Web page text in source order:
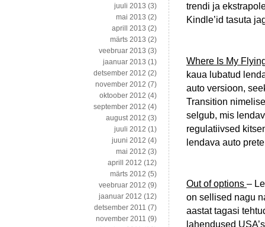
trendi ja
Kindle’id tasuta
Where Is My
kaua lubatud
auto versioon,
Transition
selgub, mis
regulatiivsed
lendava auto
Out of options –
on sellised nagu
aastat tagasi
lahendused
juuli 2013 (3)
mai 2013 (2)
aprill 2013 (2)
märts 2013 (2)
veebruar 2013 (3)
jaanuar 2013 (1)
detsember 2012 (2)
november 2012 (7)
oktoober 2012 (4)
september 2012 (4)
august 2012 (3)
juuli 2012 (1)
juuni 2012 (4)
mai 2012 (3)
aprill 2012 (12)
märts 2012 (5)
veebruar 2012 (9)
jaanuar 2012 (12)
detsember 2011 (7)
november 2011 (9)